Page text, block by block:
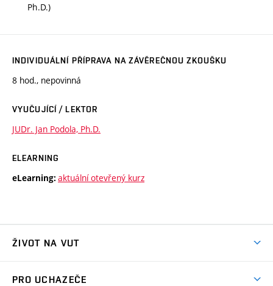
Ph.D.)
INDIVIDUÁLNÍ PŘÍPRAVA NA ZÁVĚREČNOU ZKOUŠKU
8 hod., nepovinná
VYUČUJÍCÍ / LEKTOR
JUDr. Jan Podola, Ph.D.
ELEARNING
eLearning: aktuální otevřený kurz
ŽIVOT NA VUT
PRO UCHAZEČE